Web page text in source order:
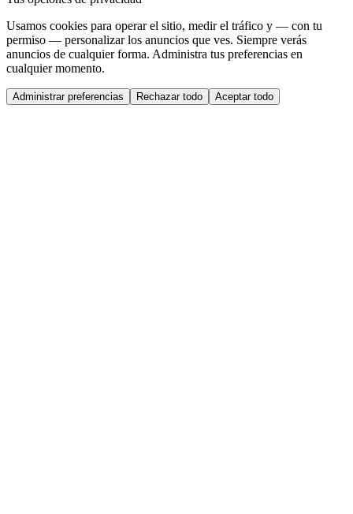
Usamos cookies para operar el sitio, medir el tráfico y — con tu
permiso — personalizar los anuncios que ves. Siempre verás
anuncios de cualquier forma. Administra tus preferencias en
cualquier momento.
Administrar preferencias Rechazar todo Aceptar todo